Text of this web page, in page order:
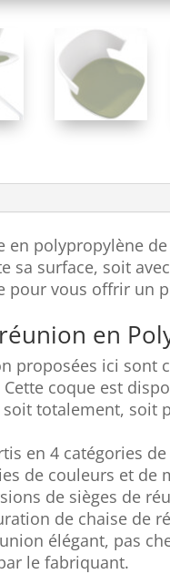
en polypropylène
sa surface, soit
pour vous offrir un
en
proposées ici sont
coque est
totalement, soit
en 4 catégories
de couleurs et de
de sièges de
de chaise de
élégant, pas
le fabriquant.